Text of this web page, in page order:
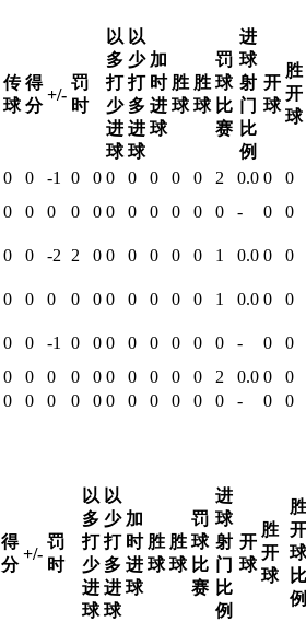
传
球
得
分
+/-
罚
时
以
多
打
少
进
球
以
少
打
多
进
球
加
时
进
球
胜
球
胜
球
罚
球
比
赛
进
球
射
门
比
例
开
球
胜
开
球
0 0 -1 0 0 0 0 0 0 0 2 0.0 0
0
0 0 0 0 0 0 0 0 0 0 0 - 0 0
0 0 -2 2 0 0 0 0 0 0 1 0.0 0 0
0 0 0 0 0 0 0 0 0 0 1 0.0 0 0
0 0 -1 0 0 0 0 0 0 0 0 - 0
0
0 0 0 0 0 0 0 0 0 0 2 0.0 0
0
0 0 0 0 0 0 0 0 0 0 0 - 0 0
得
分
+/-
罚
时
以
多
打
少
进
球
以
少
打
多
进
球
加
时
进
球
胜
球
胜
球
罚
球
比
赛
进
球
射
门
比
例
开
球
胜
开
球
胜
开
球
比
例